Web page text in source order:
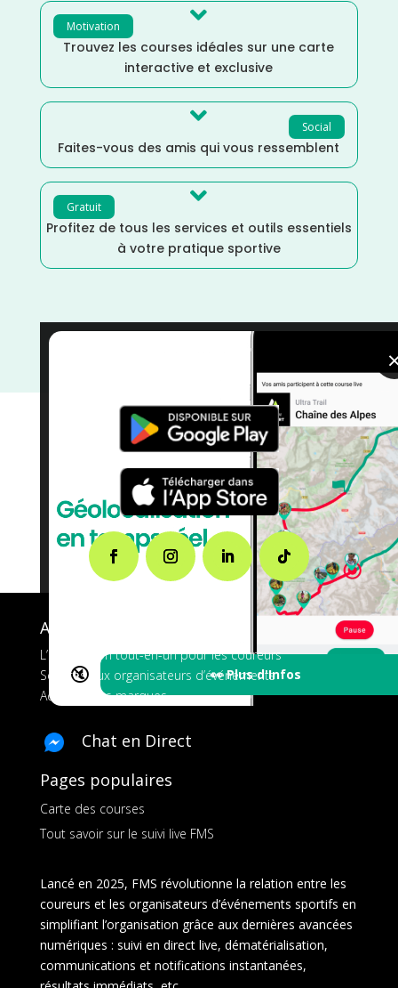
Motivation 
Trouvez les courses idéales sur une carte
interactive et exclusive
Social

Faites-vous des amis qui vous ressemblent
Gratuit 
Profitez de tous les services et outils essentiels
à votre pratique sportive
🔇 👀 Plus d'Infos
courses
A propos de FMS
L’application tout-en-un pour les coureurs
Services aux organisateurs d’événements
Ads pour les marques
Chat en Direct
Pages populaires
Carte des courses
Tout savoir sur le suivi live FMS
Lancé en 2025, FMS révolutionne la relation entre les
coureurs et les organisateurs d’événements sportifs en
simplifiant l’organisation grâce aux dernières avancées
numériques : suivi en direct live, dématérialisation,
communications et notifications instantanées,